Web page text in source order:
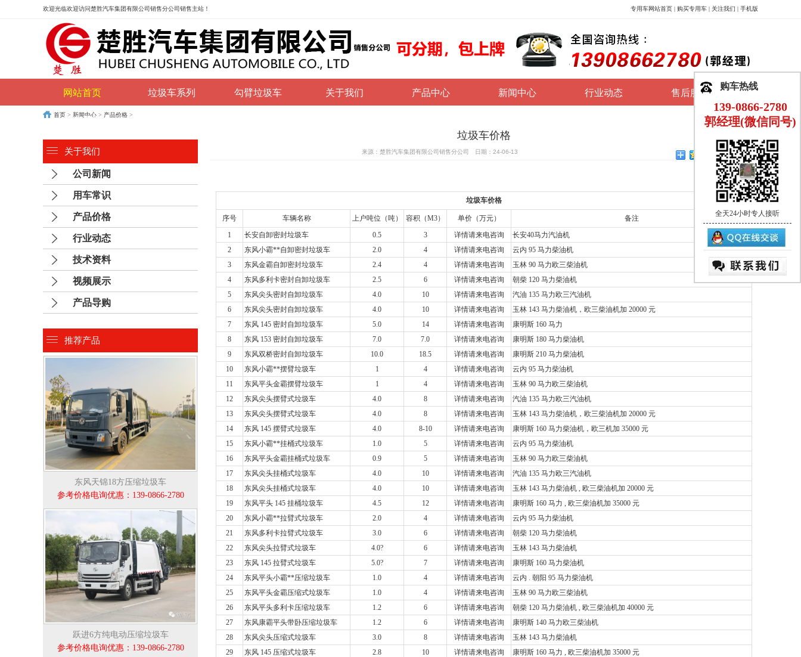
欢迎光临欢迎访问楚胜汽车集团有限公司销售分公司销售主站！ 专用车网站首页 | 购买专用车 | 关注我们 | 手机版
网站首页 垃圾车系列 勾臂垃圾车 关于我们 产品中心 新闻中心 行业动态 售后服务
购车流程
首页 > 新闻中心 > 产品价格 >
关于我们
公司新闻
用车常识
产品价格
行业动态
技术资料
视频展示
产品导购
推荐产品
东风天锦18方压缩垃圾车
参考价格电询优惠：139-0866-2780
跃进6方纯电动压缩垃圾车
参考价格电询优惠：139-0866-2780
垃圾车价格
来源：楚胜汽车集团有限公司销售分公司 日期：24-06-13
垃圾车价格
序号 车辆名称 上户吨位（吨） 容积（M3） 单价（万元）
备注
1
长安自卸密封垃圾车 0.5 3 详情请来电咨询
长安40马力汽油机
2
东风小霸**自卸密封垃圾车 2.0 4 详情请来电咨询
云内 95 马力柴油机
3
东风金霸自卸密封垃圾车 2.4 4 详情请来电咨询
玉林 90 马力欧三柴油机
4
东风多利卡密封自卸垃圾车 2.5 6 详情请来电咨询
朝柴 120 马力柴油机
5
东风尖头密封自卸垃圾车 4.0 10 详情请来电咨询
汽油 135 马力欧三汽油机
6
东风尖头密封自卸垃圾车 4.0 10 详情请来电咨询
玉林 143 马力柴油机，欧三柴油机加 20000 元
7
东风 145 密封自卸垃圾车 5.0 14 详情请来电咨询
康明斯 160 马力
8
东风 153 密封自卸垃圾车 7.0 7.0 详情请来电咨询
康明斯 180 马力柴油机
9
东风双桥密封自卸垃圾车 10.0 18.5 详情请来电咨询
康明斯 210 马力柴油机
10
东风小霸**摆臂垃圾车 1 4 详情请来电咨询
云内 95 马力柴油机
11
东风平头金霸摆臂垃圾车 1 4 详情请来电咨询
玉林 90 马力欧三柴油机
12
东风尖头摆臂式垃圾车 4.0 8 详情请来电咨询
汽油 135 马力欧三汽油机
13
东风尖头摆臂式垃圾车 4.0 8 详情请来电咨询
玉林 143 马力柴油机，欧三柴油机加 20000 元
14
东风 145 摆臂式垃圾车 4.0 8-10 详情请来电咨询
康明斯 160 马力柴油机，欧三机加 35000 元
15
东风小霸**挂桶式垃圾车 1.0 5 详情请来电咨询
云内 95 马力柴油机
16
东风平头金霸挂桶式垃圾车 0.9 5 详情请来电咨询
玉林 90 马力欧三柴油机
17
东风尖头挂桶式垃圾车 4.0 10 详情请来电咨询
汽油 135 马力欧三汽油机
18
东风尖头挂桶式垃圾车 4.0 10 详情请来电咨询
玉林 143 马力柴油机 , 欧三柴油机加 20000 元
19
东风平头 145 挂桶垃圾车 4.5 12 详情请来电咨询
康明斯 160 马力 , 欧三柴油机加 35000 元
20
东风小霸**拉臂式垃圾车 2.0 4 详情请来电咨询
云内 95 马力柴油机
21
东风多利卡拉臂式垃圾车 3.0 6 详情请来电咨询
朝柴 120 马力柴油机
22
东风尖头拉臂式垃圾车 4.0? 6 详情请来电咨询
玉林 143 马力柴油机
23
东风 145 拉臂式垃圾车 5.0? 7 详情请来电咨询
康明斯 160 马力柴油机
24
东风平头小霸**压缩垃圾车 1.0 4 详情请来电咨询
云内 . 朝阳 95 马力柴油机
25
东风平头金霸压缩式垃圾车 1.0 4 详情请来电咨询
玉林 90 马力欧三柴油机
26
东风平头多利卡压缩垃圾车 1.2 6 详情请来电咨询
朝柴 120 马力柴油机 , 欧三柴油机加 40000 元
27
东风康霸平头带卧压缩垃圾车 1.2 6 详情请来电咨询
康明斯 140 马力欧三柴油机
28
东风尖头压缩式垃圾车 3.0 8 详情请来电咨询
玉林 143 马力柴油机
29
东风 145 压缩式垃圾车 2.8 10 详情请来电咨询
康明斯 160 马力 , 欧三柴油机加 35000 元
购车热线
139-0866-2780
郭经理(微信同号)
全天24小时专人接听